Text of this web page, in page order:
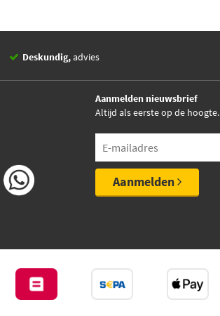
Deskundig,advies
Aanmelden nieuwsbrief
Altijd als eerste op de hoogte.
Aanmelden